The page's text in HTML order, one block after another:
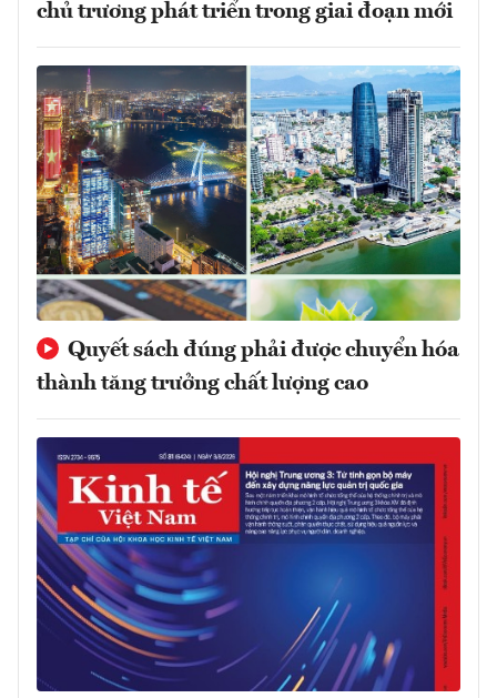
chủ trương phát triển trong giai đoạn mới
Quyết sách đúng phải được chuyển hóa
thành tăng trưởng chất lượng cao